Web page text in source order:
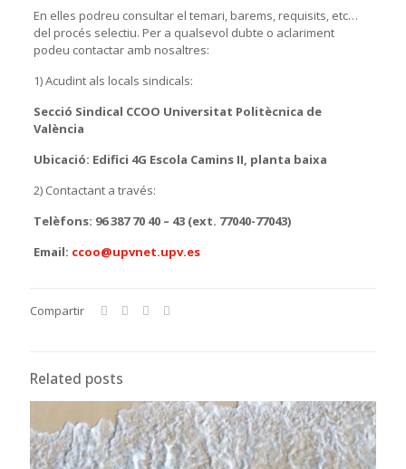
En elles podreu consultar el temari, barems, requisits, etc…
del procés selectiu. Per a qualsevol dubte o aclariment
podeu contactar amb nosaltres:
1) Acudint als locals sindicals:
Secció Sindical CCOO Universitat Politècnica de
València
Ubicació: Edifici 4G Escola Camins II, planta baixa
2) Contactant a través:
Telèfons: 96 387 70 40 – 43 (ext. 77040-77043)
Email: ccoo@upvnet.upv.es
Compartir
Related posts